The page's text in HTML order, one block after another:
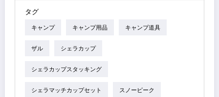
タグ
キャンプ キャンプ用品 キャンプ道具
ザル シェラカップ
シェラカップスタッキング
シェラマッチカップセット スノーピーク